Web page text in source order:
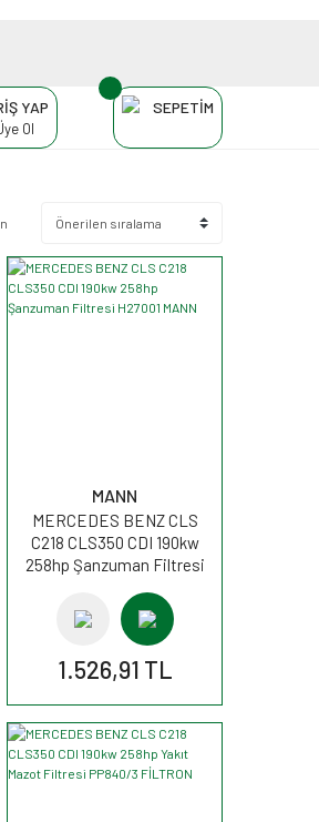
YAP
Ol
SEPETİM
MANN
MERCEDES BENZ CLS
C218 CLS350 CDI 190kw
258hp Şanzuman Filtresi
1.526,91 TL